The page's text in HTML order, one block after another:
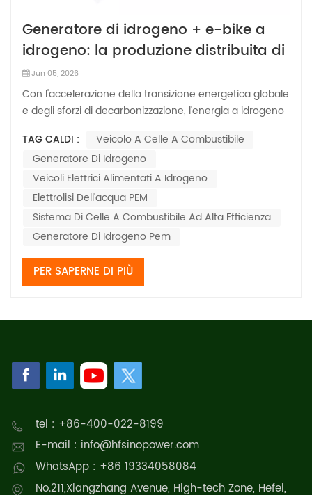
Generatore di idrogeno + e-bike a
idrogeno: la produzione distribuita di
idrogeno può promuovere la
mobilità a zero emissioni di
carbonio?
Jun 05, 2026
Con l'accelerazione della transizione energetica globale
e degli sforzi di decarbonizzazione, l'energia a idrogeno
industriale a combustibile destinato ai consumatori. A
differenza dei combustibili tradizionali veicolo a celle a
combustibile In un contes...
TAG CALDI :
Veicolo A Celle A Combustibile
Generatore Di Idrogeno
Veicoli Elettrici Alimentati A Idrogeno
Elettrolisi Dell'acqua PEM
Sistema Di Celle A Combustibile Ad Alta Efficienza
Generatore Di Idrogeno Pem
PER SAPERNE DI PIÙ
tel : +86-400-022-8199
E-mail : info@hfsinopower.com
WhatsApp : +86 19334058084
No.211,Xiangzhang Avenue, High-tech Zone, Hefei,